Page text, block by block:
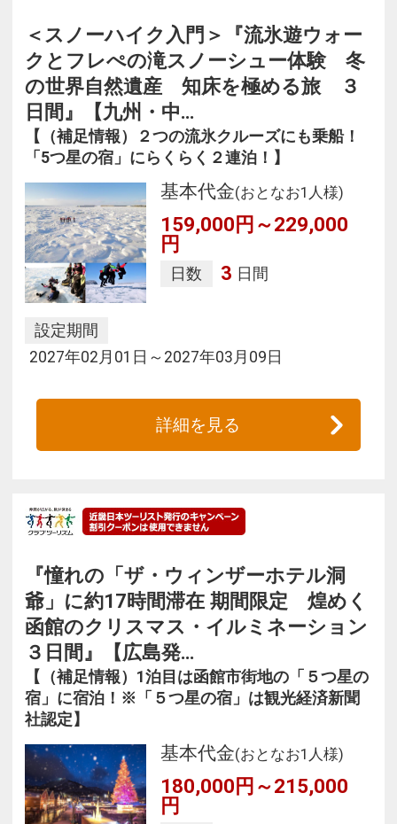
＜スノーハイク入門＞『流氷遊ウォー
クとフレぺの滝スノーシュー体験 冬
の世界自然遺産 知床を極める旅 ３
日間』【九州・中…
【（補足情報）２つの流氷クルーズにも乗船！
「5つ星の宿」にらくらく２連泊！】
基本代金(おとなお1人様)
159,000円～229,000
円
日数 3 日間
設定期間
2027年02月01日～2027年03月09日
詳細を見る
『憧れの「ザ・ウィンザーホテル洞
爺」に約17時間滞在 期間限定 煌めく
函館のクリスマス・イルミネーション
３日間』【広島発…
【（補足情報）1泊目は函館市街地の「５つ星の
宿」に宿泊！※「５つ星の宿」は観光経済新聞
社認定】
基本代金(おとなお1人様)
180,000円～215,000
円